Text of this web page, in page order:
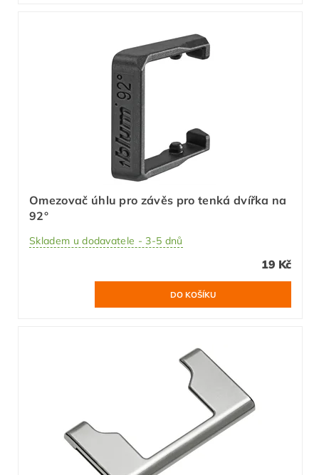
Omezovač úhlu pro závěs pro tenká dvířka na
92°
Skladem u dodavatele - 3-5 dnů
19 Kč